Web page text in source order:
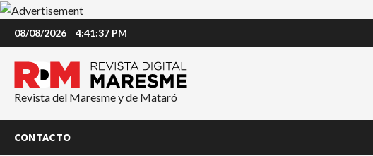
Saltar
al
contenido
08/08/2026 4:41:38 PM
Revista del Maresme y de Mataró
CONTACTO